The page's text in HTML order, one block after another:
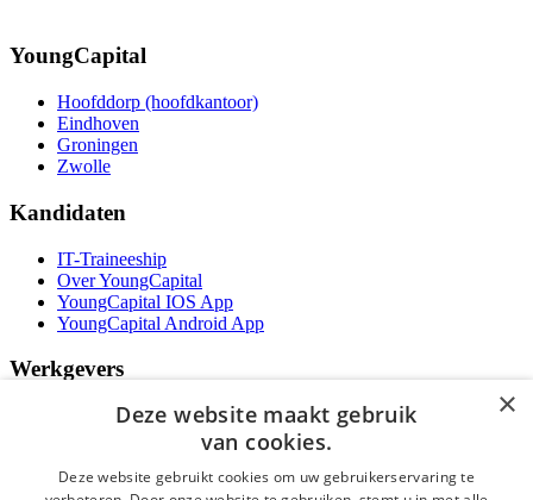
YoungCapital
Hoofddorp (hoofdkantoor)
Eindhoven
Groningen
Zwolle
Kandidaten
IT-Traineeship
Over YoungCapital
YoungCapital IOS App
YoungCapital Android App
Werkgevers
Het concept
Contractvormen
×
Deze website maakt gebruik
van cookies.
Deze website gebruikt cookies om uw gebruikerservaring te